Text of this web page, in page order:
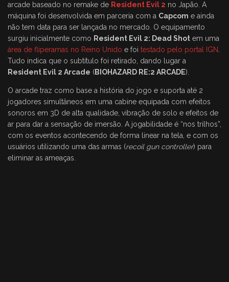
arcade baseado no remake de Resident Evil 2 no Japão. A
máquina foi desenvolvida em parceria com a Capcom e ainda
não tem data para ser lançada no mercado. O equipamento
surgiu inicialmente como Resident Evil 2: Dead Shot em uma
área de fliperamas no Reino Unido e foi testado pelo portal IGN.
Tudo indica que o subtítulo foi retirado, dando lugar a
Resident Evil 2 Arcade (BIOHAZARD RE:2 ARCADE).
O arcade traz como base a história do jogo e suporta até 2
jogadores simultâneos em uma cabine equipada com efeitos
sonoros em 3D de alta qualidade, vibração de solo e efeitos de
ar para dar a sensação de imersão. A jogabilidade é “nos trilhos”,
com os eventos acontecendo de forma linear na tela, e com os
usuários utilizando uma das armas (recoil gun controller) para
eliminar as ameaças.